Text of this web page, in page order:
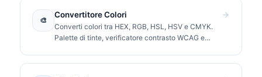
🎨
Convertitore Colori
Converti colori tra HEX, RGB, HSL, HSV e CMYK.
Palette di tinte, verificatore contrasto WCAG e